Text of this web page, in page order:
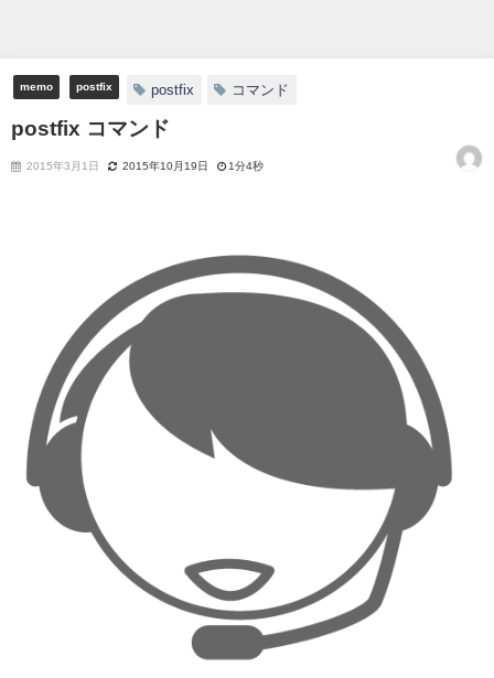
memo postfix postfix コマンド
postfix コマンド
2015年3月1日 2015年10月19日 1分4秒